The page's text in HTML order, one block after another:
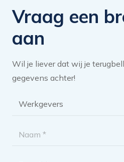
Vraag een
aan
Wil je liever dat wij je
gegevens achter!
Brochure
Naam